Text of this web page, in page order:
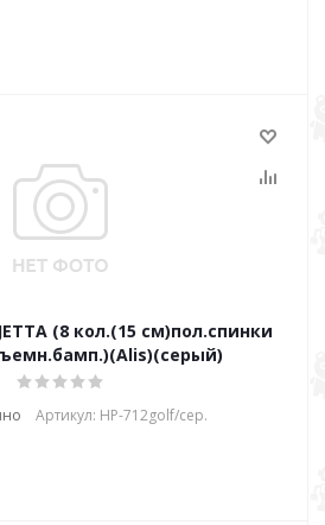
(8 кол.(15 см)пол.спинки
Артикул: HP-712golf/сер.